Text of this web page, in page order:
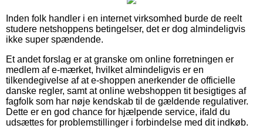
Inden folk handler i en internet virksomhed burde de reelt
studere netshoppens betingelser, det er dog almindeligvis
ikke super spændende.
Et andet forslag er at granske om online forretningen er
medlem af e-mærket, hvilket almindeligvis er en
tilkendegivelse af at e-shoppen anerkender de officielle
danske regler, samt at online webshoppen tit besigtiges af
fagfolk som har nøje kendskab til de gældende regulativer.
Dette er en god chance for hjælpende service, ifald du
udsættes for problemstillinger i forbindelse med dit indkøb.